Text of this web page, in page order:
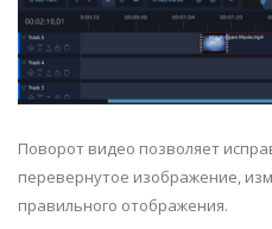
Поворот видео позволяет
перевернутое изображение,
правильного отображения.